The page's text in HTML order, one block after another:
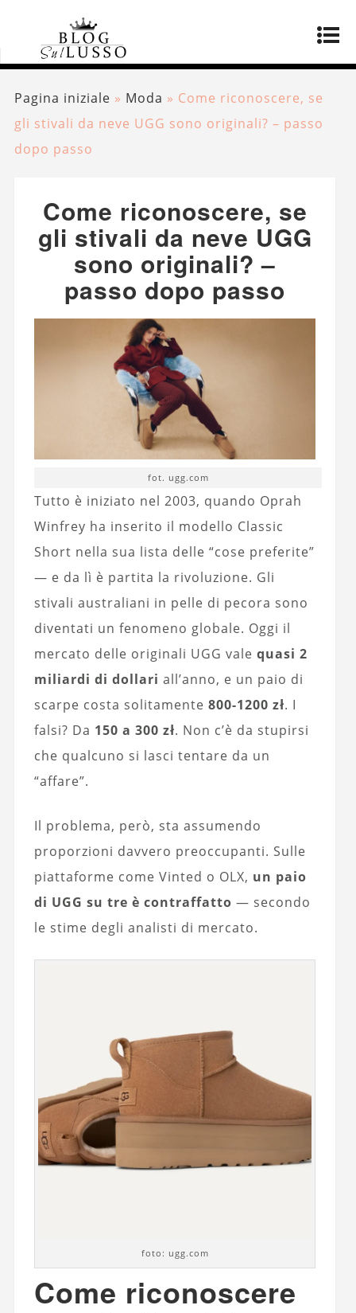
Pagina iniziale » Moda » Come riconoscere, se
gli stivali da neve UGG sono originali? – passo
dopo passo
Come riconoscere, se
gli stivali da neve UGG
sono originali? –
passo dopo passo
fot. ugg.com
Tutto è iniziato nel 2003, quando Oprah
Winfrey ha inserito il modello Classic
Short nella sua lista delle “cose preferite”
— e da lì è partita la rivoluzione. Gli
stivali australiani in pelle di pecora sono
diventati un fenomeno globale. Oggi il
mercato delle originali UGG vale quasi 2
miliardi di dollari all’anno, e un paio di
scarpe costa solitamente 800-1200 zł. I
falsi? Da 150 a 300 zł. Non c’è da stupirsi
che qualcuno si lasci tentare da un
“affare”.
Il problema, però, sta assumendo
proporzioni davvero preoccupanti. Sulle
piattaforme come Vinted o OLX, un paio
di UGG su tre è contraffatto — secondo
le stime degli analisti di mercato.
foto: ugg.com
Come riconoscere